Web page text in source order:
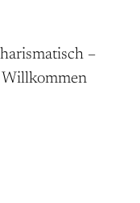
–
Willkommen